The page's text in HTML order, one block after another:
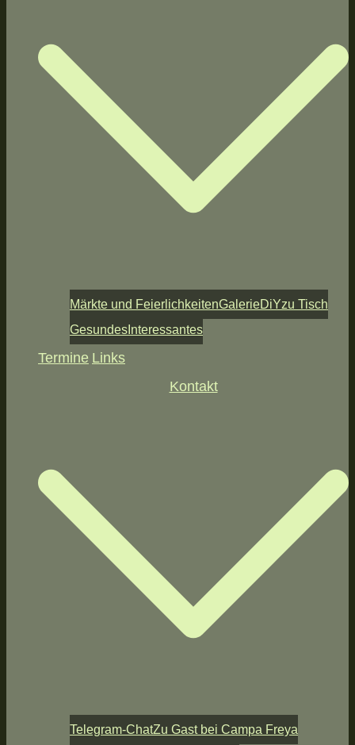
Märkte und FeierlichkeitenGalerieDiYzu Tisch
Gesundes Interessantes
Termine Links
Kontakt
Telegram-ChatZu Gast bei Campa Freya